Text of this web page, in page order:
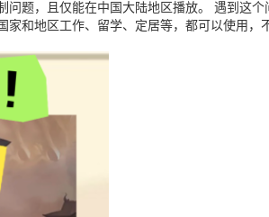
题，且仅能在中国大陆地区播放。 遇到这
和地区工作、留学、定居等，都可以使用，